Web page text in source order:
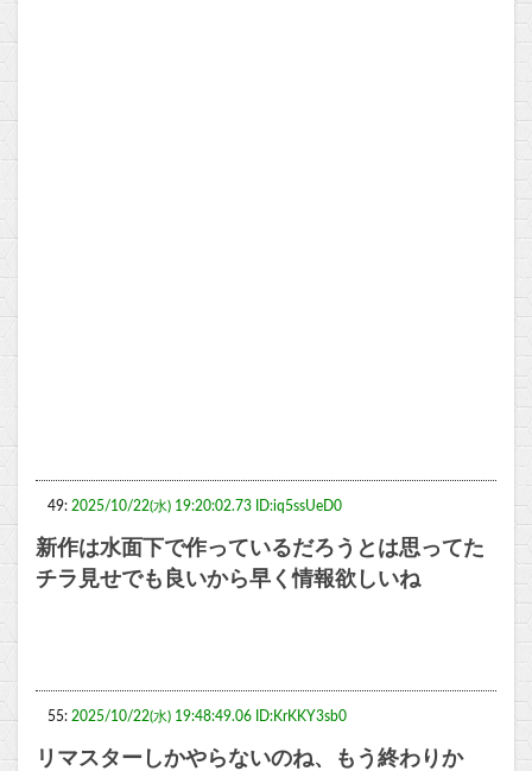
49: 2025/10/22(水) 19:20:02.73 ID:iq5ssUeD0
新作は水面下で作っているだろうとは思ってた
チラ見せでも良いから早く情報欲しいね
55: 2025/10/22(水) 19:48:49.06 ID:KrKKY3sb0
リマスターしかやらないのね、もう終わりか